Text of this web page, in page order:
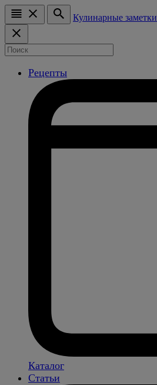
Кулинарные заметки
Рецепты
Каталог
Статьи